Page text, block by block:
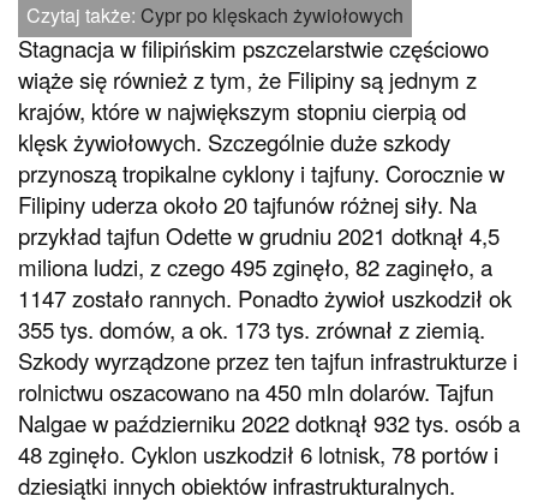
Czytaj także: Cypr po klęskach żywiołowych
Stagnacja w filipińskim pszczelarstwie częściowo
wiąże się również z tym, że Filipiny są jednym z
krajów, które w największym stopniu cierpią od
klęsk żywiołowych. Szczególnie duże szkody
przynoszą tropikalne cyklony i tajfuny. Corocznie w
Filipiny uderza około 20 tajfunów różnej siły. Na
przykład tajfun Odette w grudniu 2021 dotknął 4,5
miliona ludzi, z czego 495 zginęło, 82 zaginęło, a
1147 zostało rannych. Ponadto żywioł uszkodził ok
355 tys. domów, a ok. 173 tys. zrównał z ziemią.
Szkody wyrządzone przez ten tajfun infrastrukturze i
rolnictwu oszacowano na 450 mln dolarów. Tajfun
Nalgae w październiku 2022 dotknął 932 tys. osób a
48 zginęło. Cyklon uszkodził 6 lotnisk, 78 portów i
dziesiątki innych obiektów infrastrukturalnych.